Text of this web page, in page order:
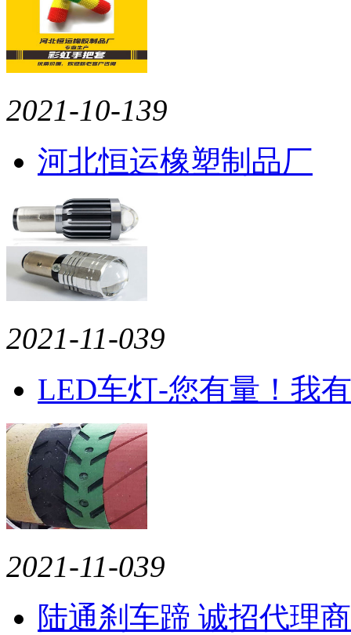
2021-10-139
河北恒运橡塑制品厂
2021-11-039
LED车灯-您有量！我
2021-11-039
陆通刹车蹄 诚招代理商